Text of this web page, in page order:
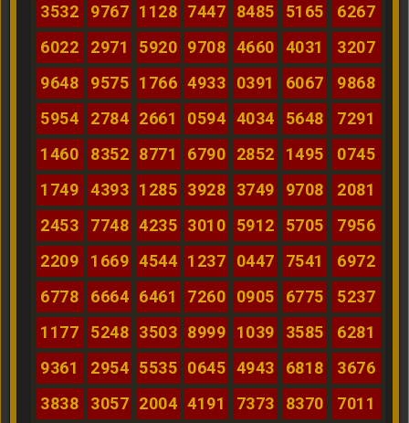
3532
9767 1128 7447 8485 5165
6267
6022
2971 5920 9708 4660 4031
3207
9648
9575 1766 4933 0391 6067
9868
5954
2784 2661 0594 4034 5648
7291
1460
8352 8771 6790 2852 1495
0745
1749
4393 1285 3928 3749 9708
2081
2453
7748 4235 3010 5912 5705
7956
2209
1669 4544 1237 0447 7541
6972
6778
6664 6461 7260 0905 6775
5237
1177
5248 3503 8999 1039 3585
6281
9361
2954 5535 0645 4943 6818
3676
3838
3057 2004 4191 7373 8370 7011